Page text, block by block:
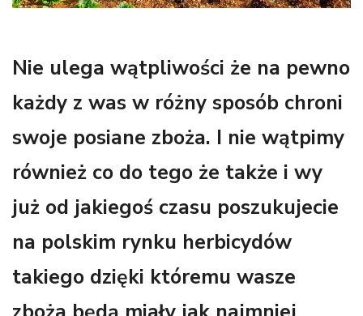
Nie ulega wątpliwości że na pewno
każdy z was w różny sposób chroni
swoje posiane zboża. I nie wątpimy
również co do tego że także i wy
już od jakiegoś czasu poszukujecie
na polskim rynku herbicydów
takiego dzięki któremu wasze